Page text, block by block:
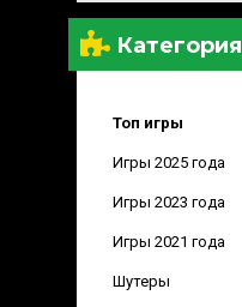
Категория
Топ игры
Игры 2025 года
Игры 2023 года
Игры 2021 года
Шутеры